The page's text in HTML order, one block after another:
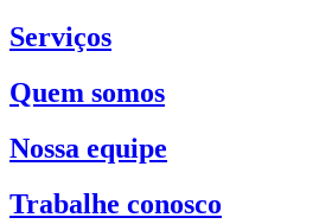
Serviços
Quem somos
Nossa equipe
Trabalhe conosco